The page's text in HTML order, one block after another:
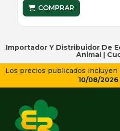
COMPRAR
Importador Y Distribuidor De
Animal |
Los precios publicados incluyen
10/08/2026